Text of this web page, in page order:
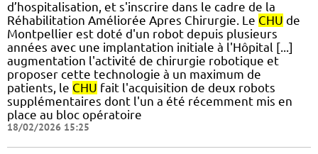
d’hospitalisation, et s'inscrire dans le cadre de la
Réhabilitation Améliorée Apres Chirurgie. Le CHU de
Montpellier est doté d'un robot depuis plusieurs
années avec une implantation initiale à l'Hôpital [...]
augmentation l'activité de chirurgie robotique et
proposer cette technologie à un maximum de
patients, le CHU fait l'acquisition de deux robots
supplémentaires dont l'un a été récemment mis en
place au bloc opératoire
18/02/2026 15:25